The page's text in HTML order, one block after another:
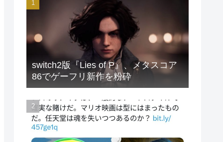
switch2版『Lies of P』、メタスコア
86でゲーフリ新作を粉砕